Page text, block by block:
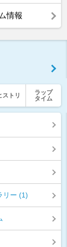
情報
ストリ
ラップ
タイム
リー (1)